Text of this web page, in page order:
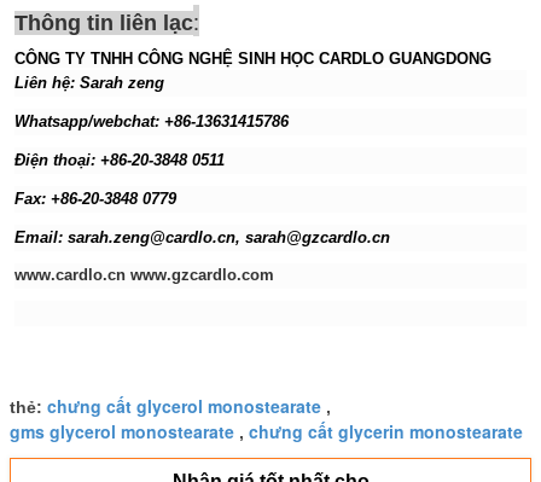
Thông tin liên lạc:
CÔNG TY TNHH CÔNG NGHỆ SINH HỌC CARDLO GUANGDONG
Liên hệ: Sarah zeng
Whatsapp/webchat: +86-13631415786
Điện thoại: +86-20-3848 0511
Fax: +86-20-3848 0779
Email: sarah.zeng@cardlo.cn, sarah@gzcardlo.cn
www.cardlo.cn www.gzcardlo.com
thẻ: chưng cất glycerol monostearate ,
gms glycerol monostearate , chưng cất glycerin monostearate